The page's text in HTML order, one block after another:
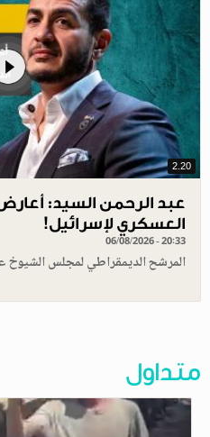
2.20
عبد الرحمن السيد:
العسكري لإسرائيل!
06/08/2026 - 20:33
المرشح الديمقراطي لمجلس
متداول